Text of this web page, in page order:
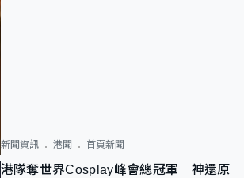
新聞資訊 港聞 首頁新聞
港隊奪世界Cosplay峰會總冠軍 神還原